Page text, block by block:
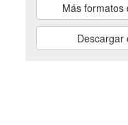
Más
Descargar